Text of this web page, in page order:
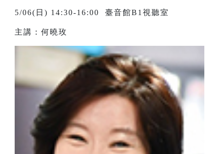
5/06(日) 14:30-16:00 臺音館B1視聽室
主講：何曉玫